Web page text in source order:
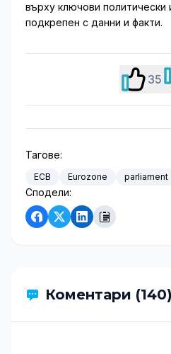
върху ключови политически
подкрепен с данни и факти.
35
Тагове:
ECB Eurozone parliament
Сподели:
Коментари (140)